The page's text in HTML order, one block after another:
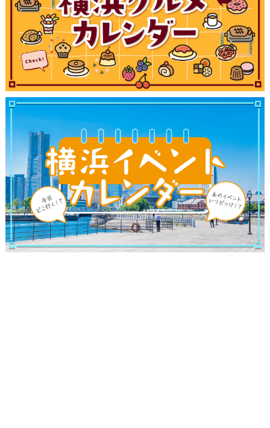
観光ガイド
ランキング
ブログ記事
サイトについて